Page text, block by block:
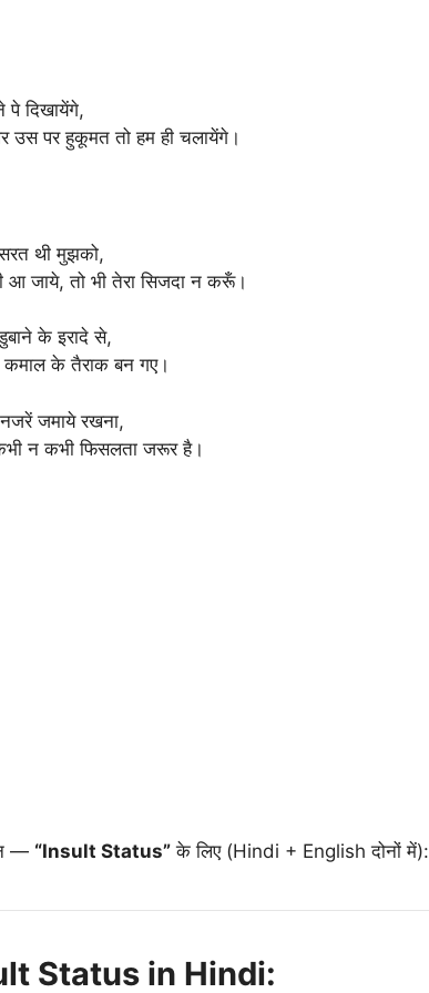
दिखायेंगे,
उस पर हुकूमत तो हम ही चलायेंगे।
थी मुझको,
जाये, तो भी तेरा सिजदा न करूँ।
के इरादे से,
कमाल के तैराक बन गए।
जमाये रखना,
न कभी फिसलता जरूर है।
— “Insult Status” के लिए (Hindi + English दोनों में):
Status in Hindi: